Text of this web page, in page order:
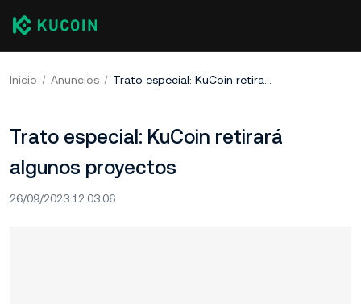
Inicio Anuncios Trato especial: KuCoin retirará algunos proyectos
Trato especial: KuCoin retirará
algunos proyectos
26/09/2023 12:03:06